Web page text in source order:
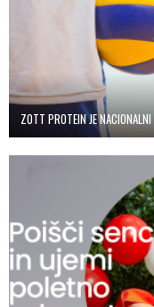
ZOTT PROTEIN JE